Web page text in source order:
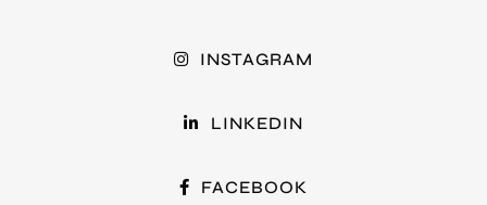
INSTAGRAM
LINKEDIN
FACEBOOK